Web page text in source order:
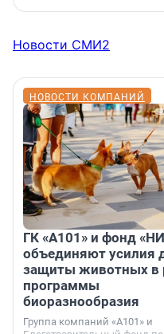
Новости СМИ2
НОВОСТИ КОМПАНИЙ
ГК «А101» и фонд
объединяют усилия
защиты животных в
программы
биоразнообразия
Группа компаний «А101» и